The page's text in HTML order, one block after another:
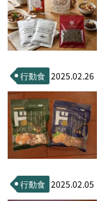
行動食 2025.02.26
行動食 2025.02.05